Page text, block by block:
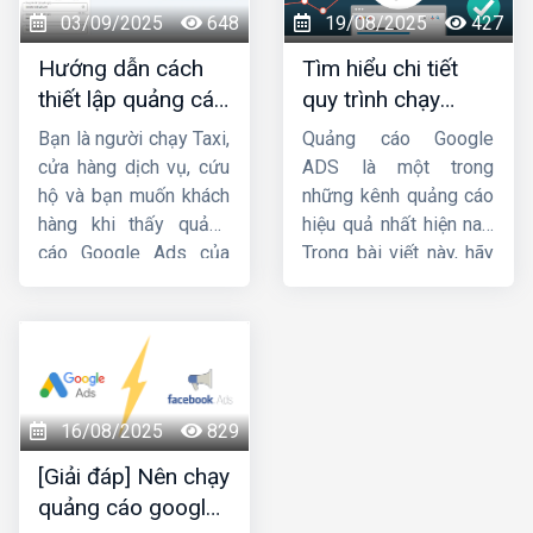
!
hiệu quả. Mời các bạn
cùng theo dõi.
03/09/2025 648
Hướng dẫn cách
thiết lập quảng cáo
cuộc gọi Google
Ads chi tiết từ A-Z
Bạn là người chạy Taxi,
cửa hàng dịch vụ, cứu
hộ và bạn muốn khách
hàng khi thấy quảng
cáo Google Ads của
thoại chứ không cần
truy cập Website. Vậy
làm thế nào để tạo
chiến dịch cuộc gọi
như này ? Bài viết dưới
đây củaCông ty HIG
sẽ giúp bạn tạo chiến
19/08/2025 427
Tìm hiểu chi tiết
quy trình chạy
quảng cáo google
ads
Quảng cáo Google
ADS là một trong
những kênh quảng cáo
hiệu quả nhất hiện nay.
Trong bài viết này, hãy
16/08/2025 829
[Giải đáp] Nên chạy
quảng cáo google